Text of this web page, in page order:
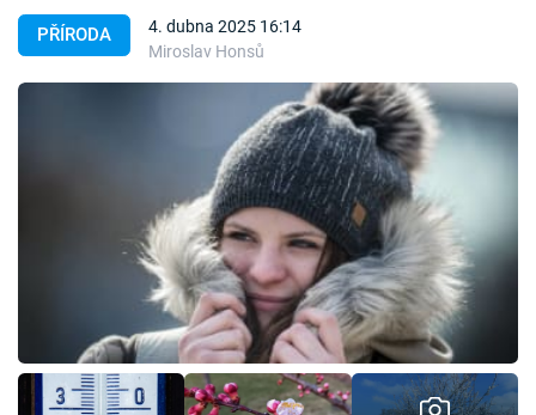
Témata
TV Program
Sledujte prima+
PŘÍRODA
4. dubna 2025 16:14
Miroslav Honsů